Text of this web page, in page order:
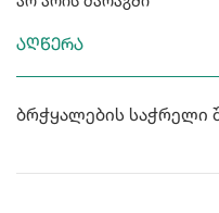
აღწერა
ბრჭყალების საჭრელი